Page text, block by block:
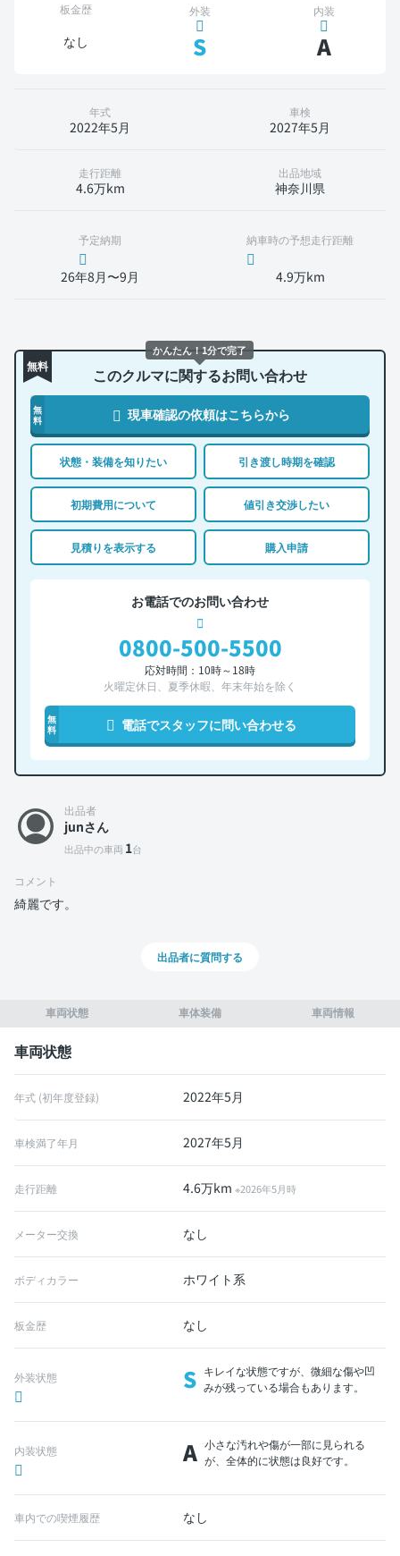
板金歴
なし
外装
S
内装
A
年式
2022年5月
車検
2027年5月
走行距離
4.6万km
出品地域
神奈川県
予定納期
26年8月〜9月
納車時の予想走行距離
4.9万km
無料 このクルマに関するお問い合わせ
無
料
現車確認の依頼はこちらから
状態・装備を知りたい 引き渡し時期を確認
初期費用について 値引き交渉したい
見積りを表示する 購入申請
お電話でのお問い合わせ
0800-500-5500
応対時間：10時～18時
火曜定休日、夏季休暇、年末年始を除く
無
料
電話でスタッフに問い合わせる
車両状態 車体装備 車両情報
車両状態
年式 (初年度登録) 2022年5月
車検満了年月 2027年5月
走行距離 4.6万km※2026年5月時
メーター交換 なし
ボディカラー ホワイト系
板金歴 なし
外装状態 S キレイな状態ですが、微細な傷や凹
みが残っている場合もあります。
内装状態 A 小さな汚れや傷が一部に見られる
が、全体的に状態は良好です。
車内での喫煙履歴 なし
出品者
junさん
出品中の車両 1台
コメント
綺麗です。
出品者に質問する
かんたん！1分で完了